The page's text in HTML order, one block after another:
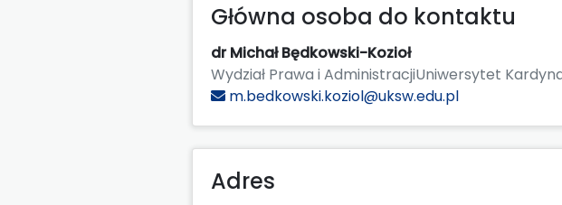
Główna osoba do kontaktu
dr Michał Będkowski-Kozioł
Wydział Prawa i AdministracjiUniwersytet
m.bedkowski.koziol@uksw.edu.pl
Adres